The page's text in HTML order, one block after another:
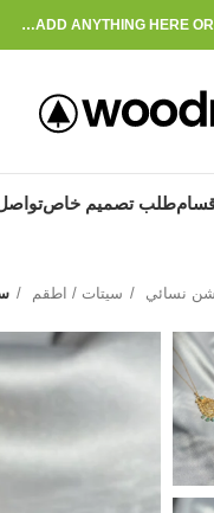
ADD ANYTHING HERE OR
طلب تصميم خاص
نسائي سيتات / اطقم